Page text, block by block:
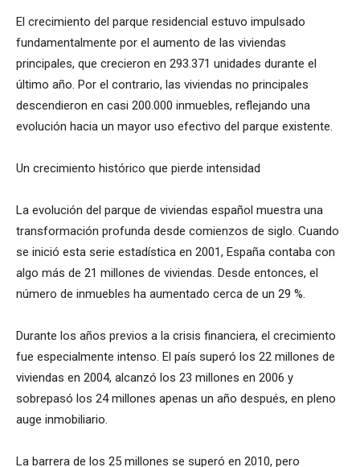
El crecimiento del parque residencial estuvo impulsado
fundamentalmente por el aumento de las viviendas
principales, que crecieron en 293.371 unidades durante el
último año. Por el contrario, las viviendas no principales
descendieron en casi 200.000 inmuebles, reflejando una
evolución hacia un mayor uso efectivo del parque existente.
Un crecimiento histórico que pierde intensidad
La evolución del parque de viviendas español muestra una
transformación profunda desde comienzos de siglo. Cuando
se inició esta serie estadística en 2001, España contaba con
algo más de 21 millones de viviendas. Desde entonces, el
número de inmuebles ha aumentado cerca de un 29 %.
Durante los años previos a la crisis financiera, el crecimiento
fue especialmente intenso. El país superó los 22 millones de
viviendas en 2004, alcanzó los 23 millones en 2006 y
sobrepasó los 24 millones apenas un año después, en pleno
auge inmobiliario.
La barrera de los 25 millones se superó en 2010, pero